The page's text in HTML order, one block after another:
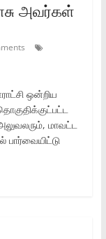
அவர்கள்‌
ஒன்றிய
மாவட்ட
பார்வையிட்டு